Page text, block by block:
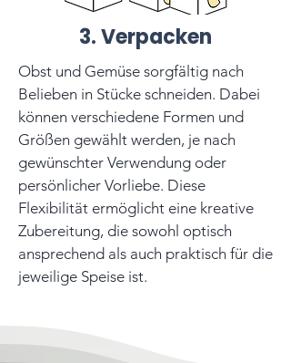
3. Verpacken
Obst und Gemüse sorgfältig nach
Belieben in Stücke schneiden. Dabei
können verschiedene Formen und
Größen gewählt werden, je nach
gewünschter Verwendung oder
persönlicher Vorliebe. Diese
Flexibilität ermöglicht eine kreative
Zubereitung, die sowohl optisch
ansprechend als auch praktisch für die
jeweilige Speise ist.